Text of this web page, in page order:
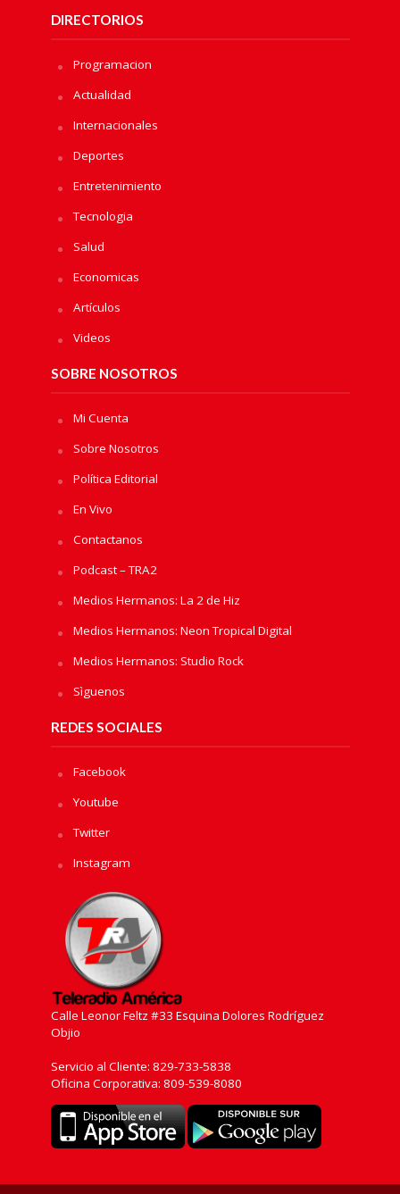
DIRECTORIOS
Programacion
Actualidad
Internacionales
Deportes
Entretenimiento
Tecnologia
Salud
Economicas
Artículos
Videos
SOBRE NOSOTROS
Mi Cuenta
Sobre Nosotros
Política Editorial
En Vivo
Contactanos
Podcast – TRA2
Medios Hermanos: La 2 de Hiz
Medios Hermanos: Neon Tropical Digital
Medios Hermanos: Studio Rock
Sìguenos
REDES SOCIALES
Facebook
Youtube
Twitter
Instagram
Calle Leonor Feltz #33 Esquina Dolores Rodríguez
Objio
Servicio al Cliente: 829-733-5838
Oficina Corporativa: 809-539-8080